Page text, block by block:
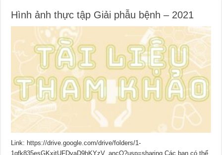
Hình ảnh thực tập Giải phẫu bệnh – 2021
Link: https://drive.google.com/drive/folders/1-
1gfk835esGKxitUFDvaD9hKYzV_ancQ?usp=sharing Các bạn có thể